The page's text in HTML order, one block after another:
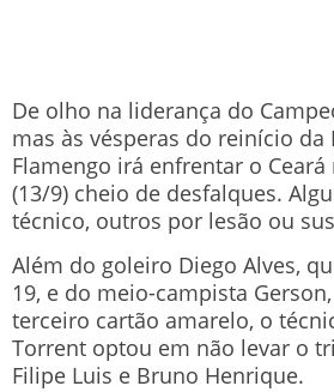
De olho na liderança do
mas às vésperas do reinício da
Flamengo irá enfrentar o
(13/9) cheio de desfalques.
técnico, outros por lesão ou
Além do goleiro Diego Alves,
19, e do meio-campista
terceiro cartão amarelo, o
Torrent optou em não levar o
Filipe Luis e Bruno Henrique.